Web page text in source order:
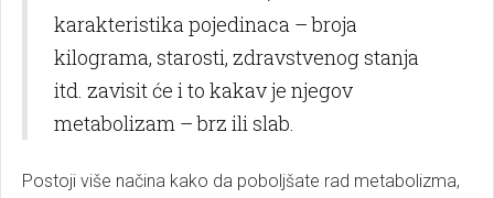
karakteristika pojedinaca – broja
kilograma, starosti, zdravstvenog stanja
itd. zavisit će i to kakav je njegov
metabolizam – brz ili slab.
Postoji više načina kako da poboljšate rad metabolizma,